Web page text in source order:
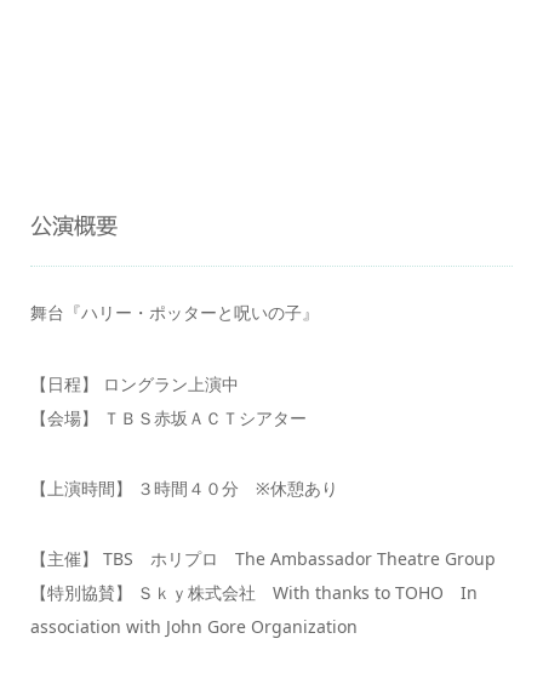
公演概要
舞台『ハリー・ポッターと呪いの子』
【日程】 ロングラン上演中
【会場】 ＴＢＳ赤坂ＡＣＴシアター
【上演時間】 ３時間４０分 ※休憩あり
【主催】 TBS ホリプロ The Ambassador Theatre Group
【特別協賛】 Ｓｋｙ株式会社 With thanks to TOHO In
association with John Gore Organization